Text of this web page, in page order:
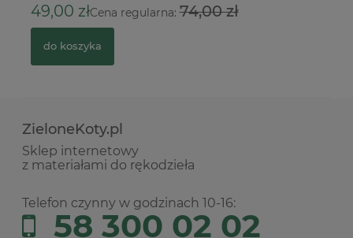
49,00 złCena regularna:74,00 zł
do koszyka
ZieloneKoty.pl
Sklep internetowy
z materiałami do rękodzieła
Telefon czynny w godzinach 10-16:
58 300 02 02